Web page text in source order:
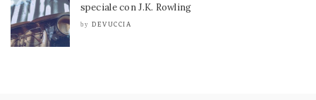
speciale con J.K. Rowling
by DEVUCCIA